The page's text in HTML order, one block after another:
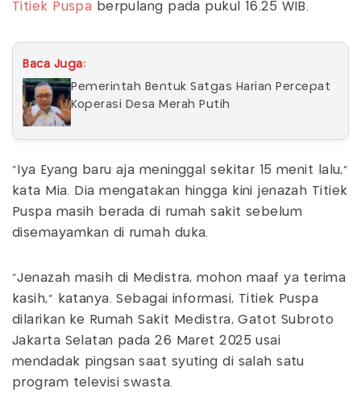
Titiek Puspa berpulang pada pukul 16.25 WIB.
Baca Juga:
Pemerintah Bentuk Satgas Harian Percepat
Koperasi Desa Merah Putih
"Iya Eyang baru aja meninggal sekitar 15 menit lalu,"
kata Mia. Dia mengatakan hingga kini jenazah Titiek
Puspa masih berada di rumah sakit sebelum
disemayamkan di rumah duka.
"Jenazah masih di Medistra, mohon maaf ya terima
kasih," katanya. Sebagai informasi, Titiek Puspa
dilarikan ke Rumah Sakit Medistra, Gatot Subroto
Jakarta Selatan pada 26 Maret 2025 usai
mendadak pingsan saat syuting di salah satu
program televisi swasta.